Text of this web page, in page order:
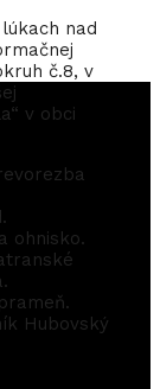
nad
č.8, v
v obci
ohnisko.
Hubovský